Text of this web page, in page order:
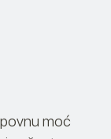
moć